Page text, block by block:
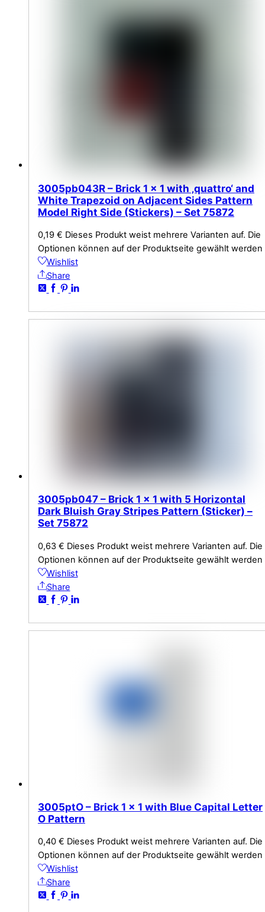
3005pb043R – Brick 1 x 1 with ‚quattro‘ and
White Trapezoid on Adjacent Sides Pattern
Model Right Side (Stickers) – Set 75872
0,19 € Dieses Produkt weist mehrere Varianten auf. Die
Optionen können auf der Produktseite gewählt werden
Wishlist
Share
3005pb047 – Brick 1 x 1 with 5 Horizontal
Dark Bluish Gray Stripes Pattern (Sticker) –
Set 75872
0,63 € Dieses Produkt weist mehrere Varianten auf. Die
Optionen können auf der Produktseite gewählt werden
Wishlist
Share
3005ptO – Brick 1 x 1 with Blue Capital Letter
O Pattern
0,40 € Dieses Produkt weist mehrere Varianten auf. Die
Optionen können auf der Produktseite gewählt werden
Wishlist
Share